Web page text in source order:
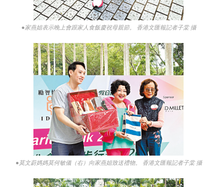
●家燕姐表示晚上會跟家人食飯慶祝母親節。 香港文匯報記者子棠 攝
●莫文蔚媽媽莫何敏儀（右）向家燕姐致送禮物。 香港文匯報記者子棠 攝